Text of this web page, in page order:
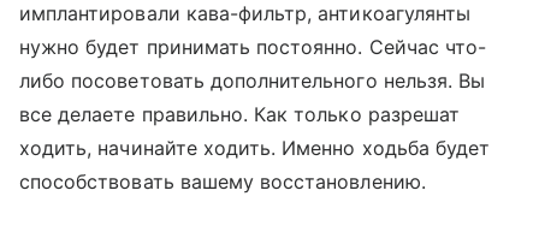
имплантировали кава-фильтр, антикоагулянты
нужно будет принимать постоянно. Сейчас что-
либо посоветовать дополнительного нельзя. Вы
все делаете правильно. Как только разрешат
ходить, начинайте ходить. Именно ходьба будет
способствовать вашему восстановлению.